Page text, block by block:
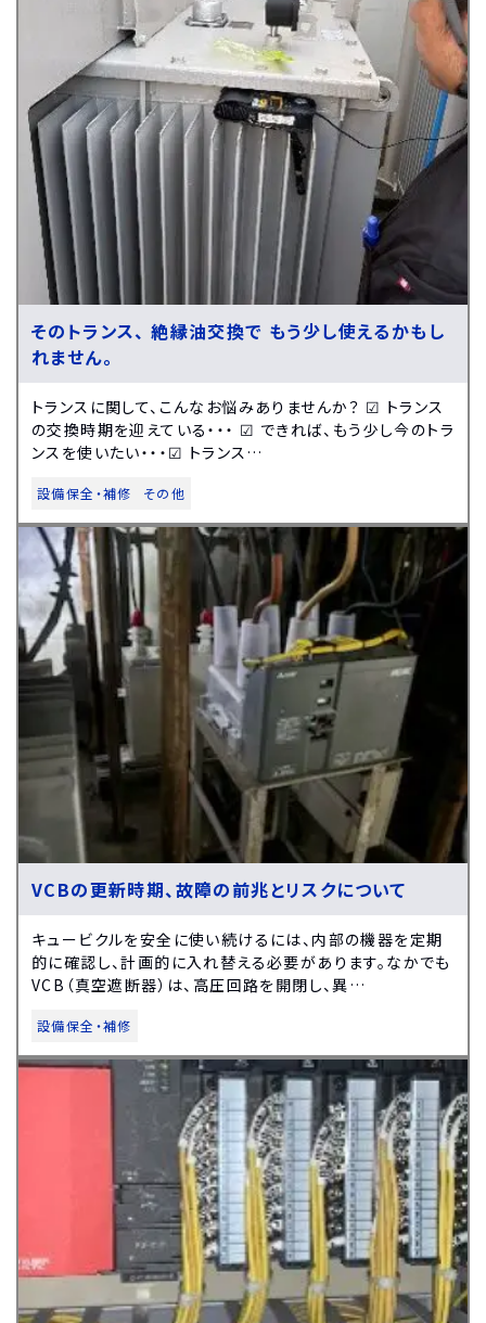
そのトランス、 絶縁油交換で もう少し使えるかもし
れません。
トランスに関して、こんなお悩みありませんか？ ☑ トランス
の交換時期を迎えている・・・ ☑ できれば、もう少し今のトラ
ンスを使いたい・・・☑ トランス…
設備保全・補修 その他
VCBの更新時期、故障の前兆とリスクについて
キュービクルを安全に使い続けるには、内部の機器を定期
的に確認し、計画的に入れ替える必要があります。なかでも
VCB（真空遮断器）は、高圧回路を開閉し、異…
設備保全・補修